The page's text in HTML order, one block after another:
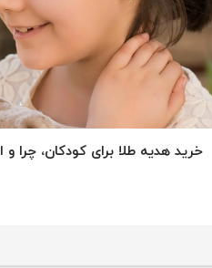
خرید هدیه طلا برای کودکان، چرا و